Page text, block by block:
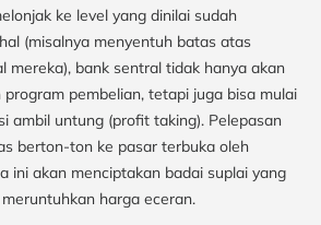
ke level yang dinilai sudah
(misalnya menyentuh batas atas
mereka), bank sentral tidak hanya akan
program pembelian, tetapi juga bisa mulai
ambil untung (profit taking). Pelepasan
berton-ton ke pasar terbuka oleh
ini akan menciptakan badai suplai yang
harga eceran.